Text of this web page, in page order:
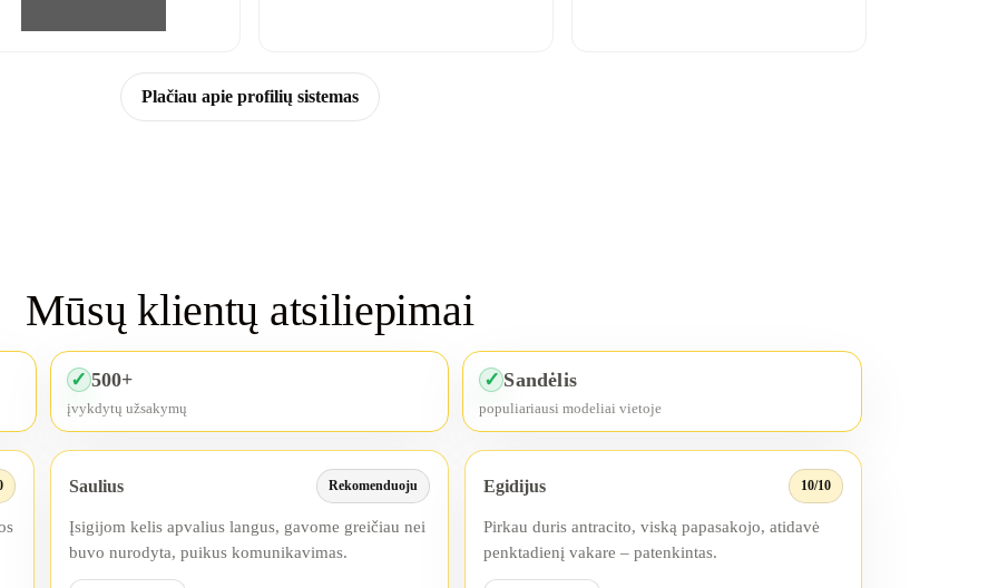
Plačiau apie profilių sistemas
Mūsų klientų atsiliepimai
✓500+
įvykdytų užsakymų
✓ Sandėlis
populiariausi modeliai vietoje
Saulius Rekomenduoju
Įsigijom kelis apvalius langus, gavome greičiau nei
buvo nurodyta, puikus komunikavimas.
Egidijus 10/10
Pirkau duris antracito, viską papasakojo, atidavė
penktadienį vakare – patenkintas.